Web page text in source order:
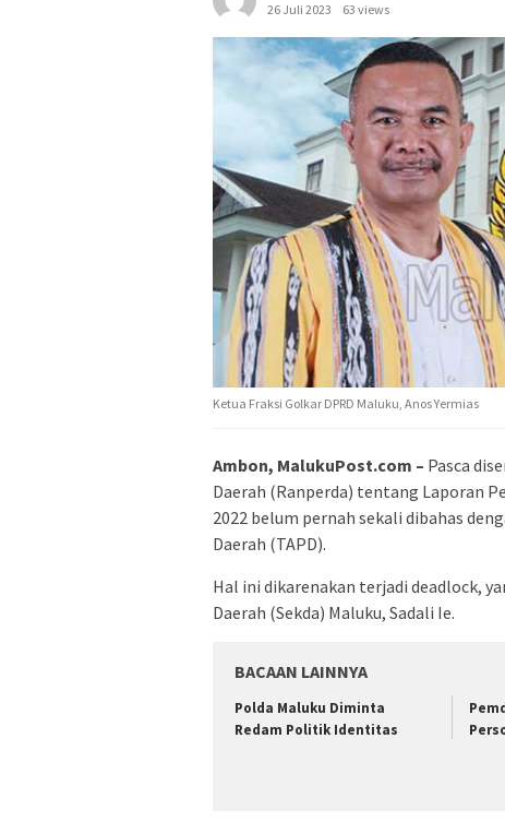
26 Juli 2023
63 views
Ketua Fraksi Golkar DPRD Maluku, Anos Yermias
Ambon, MalukuPost.com – Pasca
Daerah (Ranperda) tentang Laporan
2022 belum pernah sekali dibahas
Daerah (TAPD).
Hal ini dikarenakan terjadi deadlock,
Daerah (Sekda) Maluku, Sadali Ie.
BACAAN LAINNYA
Polda Maluku Diminta
Redam Politik Identitas